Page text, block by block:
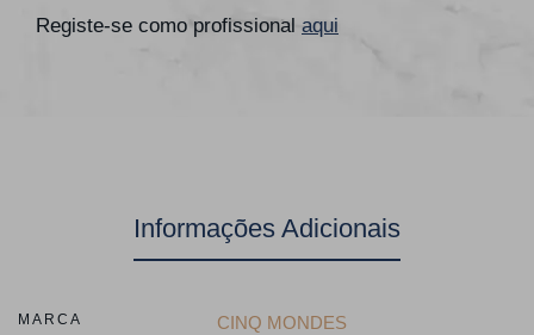
Registe-se como profissional aqui
Informações Adicionais
MARCA CINQ MONDES